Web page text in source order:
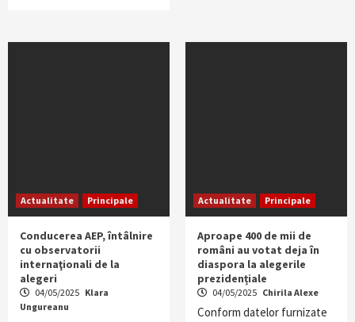
Actualitate Principale
Conducerea AEP, întâlnire
cu observatorii
internaţionali de la
alegeri
04/05/2025 Klara
Ungureanu
Actualitate Principale
Aproape 400 de mii de
români au votat deja în
diaspora la alegerile
prezidențiale
04/05/2025 Chirila Alexe
Conform datelor furnizate